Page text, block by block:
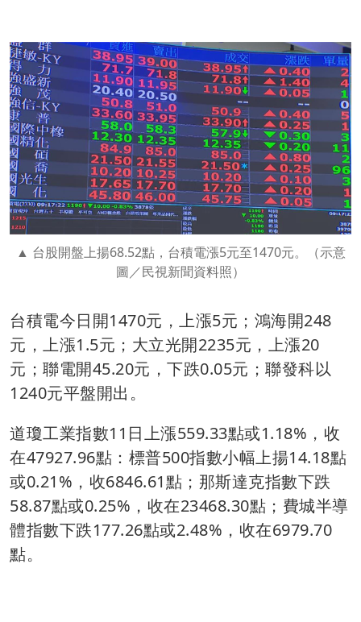
台股開盤上揚68.52點，台積電漲5元至1470元。（示意
圖／民視新聞資料照）
台積電今日開1470元，上漲5元；鴻海開248
元，上漲1.5元；大立光開2235元，上漲20
元；聯電開45.20元，下跌0.05元；聯發科以
1240元平盤開出。
道瓊工業指數11日上漲559.33點或1.18%，收
在47927.96點：標普500指數小幅上揚14.18點
或0.21%，收6846.61點；那斯達克指數下跌
58.87點或0.25%，收在23468.30點；費城半導
體指數下跌177.26點或2.48%，收在6979.70
點。